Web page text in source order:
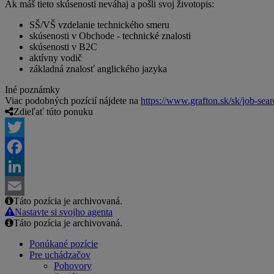
Ak máš tieto skúsenosti neváhaj a pošli svoj životopis:
SŠ/VŠ vzdelanie technického smeru
skúsenosti v Obchode - technické znalosti
skúsenosti v B2C
aktívny vodič
základná znalosť anglického jazyka
Iné poznámky
Viac podobných pozícií nájdete na https://www.grafton.sk/sk/job-
Zdieľať túto ponuku
Twitter
Facebook
LinkedIn
Email
Táto pozícia je archivovaná.
Nastavte si svojho agenta
Táto pozícia je archivovaná.
Ponúkané pozície
Pre uchádzačov
Pohovory